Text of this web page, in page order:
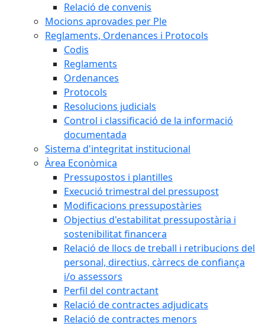
Relació de convenis
Mocions aprovades per Ple
Reglaments, Ordenances i Protocols
Codis
Reglaments
Ordenances
Protocols
Resolucions judicials
Control i classificació de la informació
documentada
Sistema d'integritat institucional
Àrea Econòmica
Pressupostos i plantilles
Execució trimestral del pressupost
Modificacions pressupostàries
Objectius d'estabilitat pressupostària i
sostenibilitat financera
Relació de llocs de treball i retribucions del
personal, directius, càrrecs de confiança
i/o assessors
Perfil del contractant
Relació de contractes adjudicats
Relació de contractes menors